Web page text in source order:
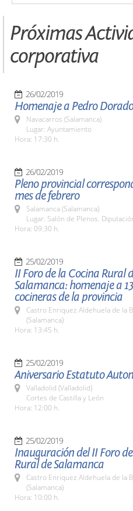
Próximas
corporativa
26/02/2019
Homenaje a Pedro
Navacarros (Salamanca)
Lugar: Ayuntamiento
Hora: 17:30 h.
26/02/2019
Pleno provincial
mes de febrero
Salamanca (Salamanca)
Lugar: Salón de Plenos.
Hora: 09:30 h.
25/02/2019
II Foro de la Cocina Rural
Salamanca: homenaje a
cocineras de la provincia
Castro Enriquez Aldehuela de la
(Salamanca)
Hora: 13:45 h.
25/02/2019
Aniversario Estatuto
Valladolid (Valladolid)
Cortes de Castilla y León
Hora: 12:00 h.
25/02/2019
Inauguración del II Foro
Rural de Salamanca
Castro Enriquez Aldehuela de la
(Salamanca)
Hora: 10:00 h.